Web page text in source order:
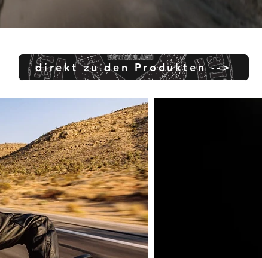
direkt zu den Produkten -->